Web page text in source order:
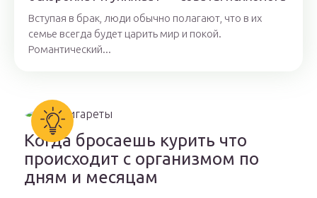
Вступая в брак, люди обычно полагают, что в их
семье всегда будет царить мир и покой.
Романтический...
Когда бросаешь курить что
происходит с организмом по
дням и месяцам